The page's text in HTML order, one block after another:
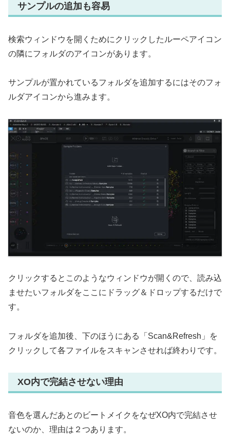
サンプルの追加も容易
検索ウィンドウを開くためにクリックしたルーペアイコン
の隣にフォルダのアイコンがあります。
サンプルが置かれているフォルダを追加するにはそのフォ
ルダアイコンから進みます。
クリックするとこのようなウィンドウが開くので、読み込
ませたいフォルダをここにドラッグ＆ドロップするだけで
す。
フォルダを追加後、下のほうにある「Scan&Refresh」を
クリックして各ファイルをスキャンさせれば終わりです。
XO内で完結させない理由
音色を選んだあとのビートメイクをなぜXO内で完結させ
ないのか、理由は２つあります。